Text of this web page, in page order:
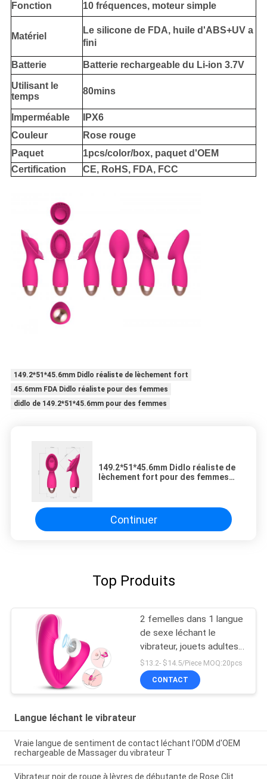
Fonction
10 fréquences, moteur simple
Matériel
Le silicone de FDA, huile d'ABS+UV a
fini
Batterie Batterie rechargeable du Li-ion 3.7V
Utilisant le
temps
80mins
Imperméable
IPX6
Couleur
Rose rouge
Paquet
1pcs/color/box, paquet d'OEM
Certification
CE, RoHS, FDA, FCC
149.2*51*45.6mm Didlo réaliste de lèchement fort
45.6mm FDA Didlo réaliste pour des femmes
didlo de 149.2*51*45.6mm pour des femmes
149.2*51*45.6mm Didlo réaliste de
lèchement fort pour des femmes
Continuer
Top Produits
2 femelles dans 1 langue
de sexe léchant le
vibrateur, jouets adultes
de sexe de Clit de
nouveauté
$13.2- $14.5/Piece MOQ:20pcs
CONTACT
Langue léchant le vibrateur
Vraie langue de sentiment de contact léchant l'ODM d'OEM
rechargeable de Massager du vibrateur T
Vibrateur noir de rouge à lèvres de débutante de Rose Clit